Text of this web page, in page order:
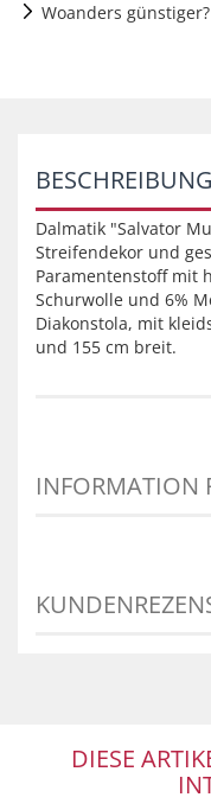
Woanders günstiger?
BESCHREIBUNG
Dalmatik "Salvator
Streifendekor und
Paramentenstoff mit
Schurwolle und 6%
Diakonstola, mit
und 155 cm breit.
INFORMATION
DIESE